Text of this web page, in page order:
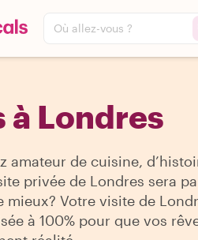
Où allez-vous ?
à Londres
amateur de cuisine,
privée de Londres sera
mieux? Votre visite de
à 100% pour que vos